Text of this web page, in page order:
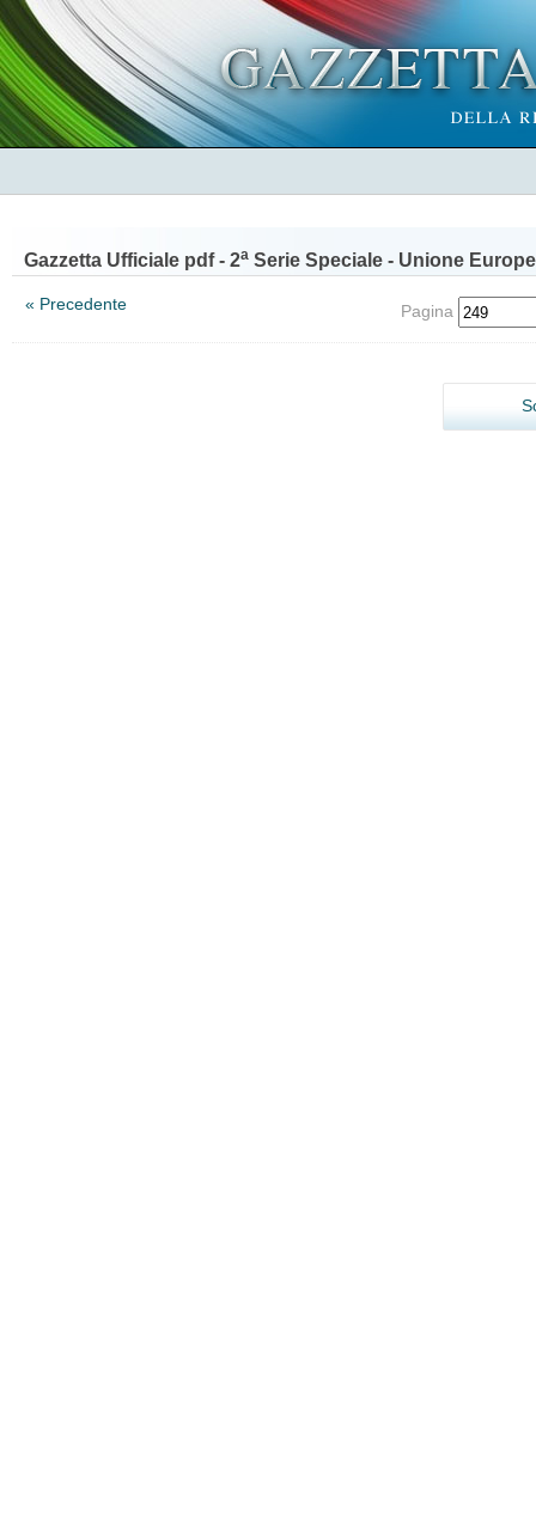
Gazzetta Ufficiale pdf - 2a Serie Speciale - Unione
« Precedente Pagina